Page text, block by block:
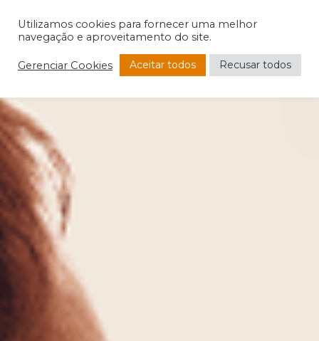
Utilizamos cookies para fornecer uma melhor
navegação e aproveitamento do site.
Gerenciar Cookies Aceitar todos Recusar todos